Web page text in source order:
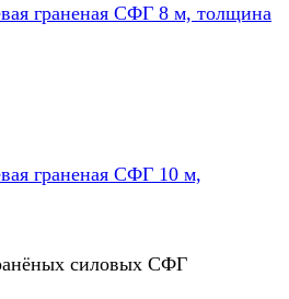
граненая СФГ 8 м, толщина
граненая СФГ 10 м,
силовых СФГ